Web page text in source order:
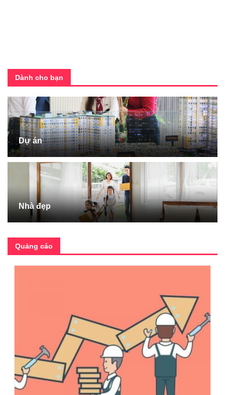
Dành cho bạn
Dự án
Nhà đẹp
Quảng cáo